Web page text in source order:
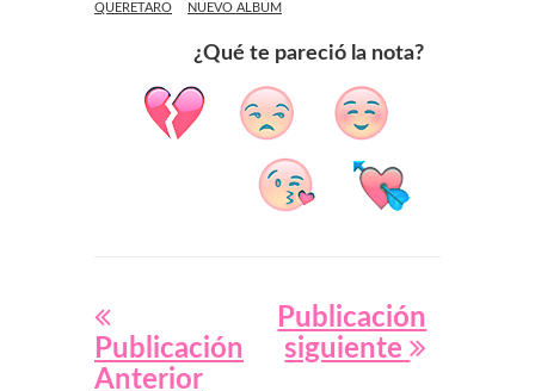
QUERETARO
NUEVO ALBUM
¿Qué te pareció la nota?
Publicación
Anterior
Publicación
siguiente